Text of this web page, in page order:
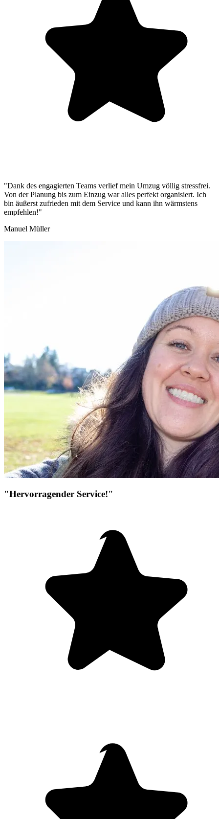
"Dank des engagierten Teams verlief mein Umzug völlig stressfrei.
Von der Planung bis zum Einzug war alles perfekt organisiert. Ich
bin äußerst zufrieden mit dem Service und kann ihn wärmstens
empfehlen!"
Manuel Müller
"Hervorragender Service!"